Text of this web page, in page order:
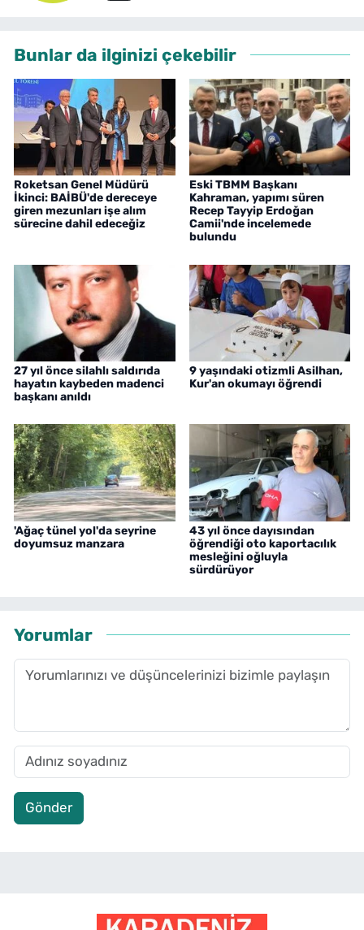
Bunlar da ilginizi çekebilir
Roketsan Genel Müdürü
İkinci: BAİBÜ'de dereceye
giren mezunları işe alım
sürecine dahil edeceğiz
Eski TBMM Başkanı
Kahraman, yapımı süren
Recep Tayyip Erdoğan
Camii'nde incelemede
bulundu
27 yıl önce silahlı saldırıda
hayatın kaybeden madenci
başkanı anıldı
9 yaşındaki otizmli Asilhan,
Kur'an okumayı öğrendi
'Ağaç tünel yol'da seyrine
doyumsuz manzara
43 yıl önce dayısından
öğrendiği oto kaportacılık
mesleğini oğluyla
sürdürüyor
Yorumlar
Gönder